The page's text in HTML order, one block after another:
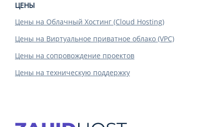
ЦЕНЫ
Цены на Облачный Хостинг (Cloud Hosting)
Цены на Виртуальное приватное облако (VPC)
Цены на сопровождение проектов
Цены на техническую поддержку